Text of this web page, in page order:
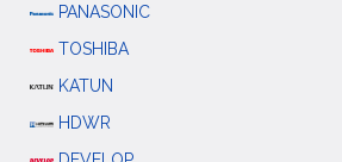
PANASONIC
TOSHIBA
KATUN
HDWR